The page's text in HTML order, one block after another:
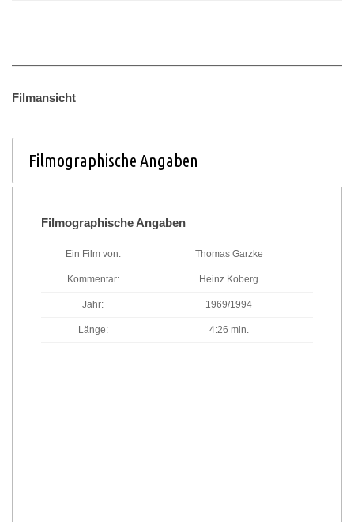
Filmansicht
Filmographische Angaben
Filmographische Angaben
Ein Film von: Thomas Garzke
Kommentar: Heinz Koberg
Jahr: 1969/1994
Länge: 4:26 min.